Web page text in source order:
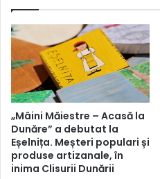
„Mâini Măiestre – Acasă la
Dunăre” a debutat la
Eșelnița. Meșteri populari și
produse artizanale, în
inima Clisurii Dunării